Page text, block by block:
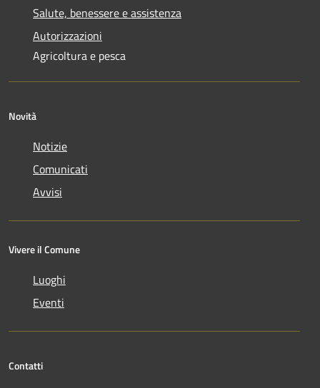
Salute, benessere e assistenza
Autorizzazioni
Agricoltura e pesca
Novità
Notizie
Comunicati
Avvisi
Vivere il Comune
Luoghi
Eventi
Contatti